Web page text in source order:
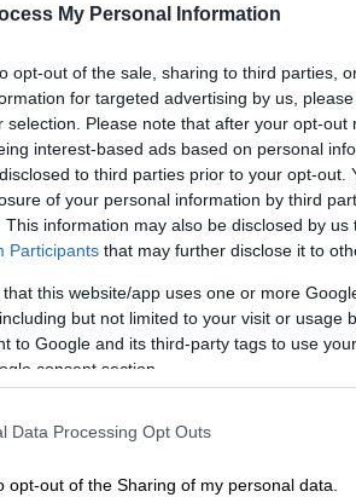
My Personal Information
opt-out of the sale, sharing to third parties,
for targeted advertising by us,
selection. Please note that after your opt-out
interest-based ads based on personal
to third parties prior to your opt-out.
of your personal information by third
This information may also be disclosed by
Participants that may further disclose it to
that this website/app uses one or more
but not limited to your visit or usage
to Google and its third-party tags to use
consent section.
Data Processing Opt Outs
opt-out of the Sharing of my personal data.